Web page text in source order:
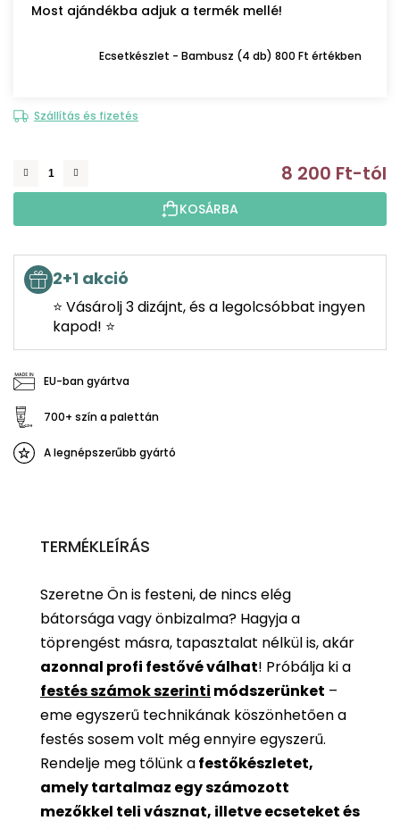
Most ajándékba adjuk a termék mellé!
Ecsetkészlet - Bambusz (4 db) 800 Ft értékben
Szállítás és fizetés
8 200 Ft-tól
KOSÁRBA
2+1 akció
⭐ Vásárolj 3 dizájnt, és a legolcsóbbat ingyen
kapod! ⭐
EU-ban gyártva
700+ szín a palettán
A legnépszerűbb gyártó
TERMÉKLEÍRÁS
Szeretne Ön is festeni, de nincs elég
bátorsága vagy önbizalma? Hagyja a
töprengést másra, tapasztalat nélkül is, akár
azonnal profi festővé válhat! Próbálja ki a
festés számok szerinti módszerünket –
eme egyszerű technikának köszönhetően a
festés sosem volt még ennyire egyszerű.
Rendelje meg tőlünk afestőkészletet,
amely tartalmaz egy számozott
mezőkkel teli vásznat, illetve ecseteket és